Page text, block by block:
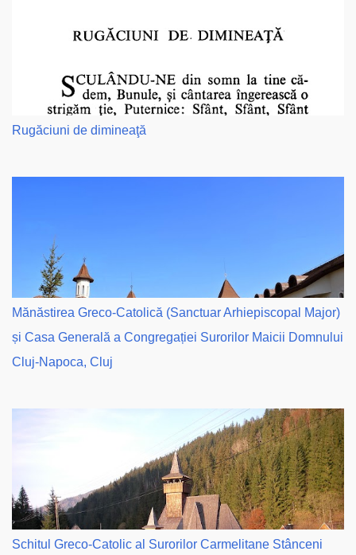
Rugăciuni de dimineaţă
Mănăstirea Greco-Catolică (Sanctuar Arhiepiscopal Major)
și Casa Generală a Congregației Surorilor Maicii Domnului
Cluj-Napoca, Cluj
Schitul Greco-Catolic al Surorilor Carmelitane Stânceni